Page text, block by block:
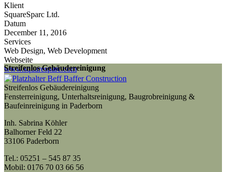
Klient
SquareSparc Ltd.
Datum
December 11, 2016
Services
Web Design, Web Development
Webseite
www.squaresparc.com
Beff Baffer Construction
Streifenlos Gebäudereinigung
Streifenlos Gebäudereinigung
Fensterreinigung, Unterhaltsreinigung, Baugrobreinigung &
Baufeinreinigung in Paderborn
Inh. Sabrina Köhler
Balhorner Feld 22
33106 Paderborn
Tel.: 05251 – 545 87 35
Mobil: 0176 70 03 66 56